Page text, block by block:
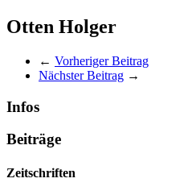
Otten Holger
← Vorheriger Beitrag
Nächster Beitrag →
Infos
Beiträge
Zeitschriften